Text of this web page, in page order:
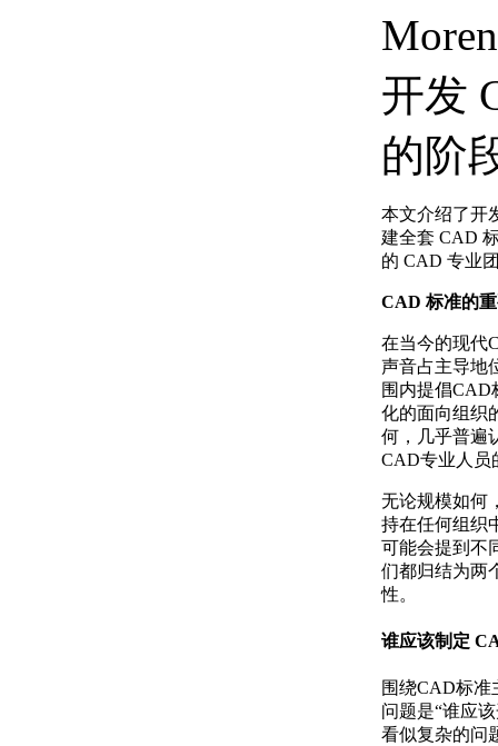
开发
的阶
本文介绍了开
建全套 CAD
的 CAD 专业
CAD 标准的
在当今的现代
声音占主导地
围内提倡CAD
化的面向组织
何，几乎普遍
CAD专业人员
无论规模如何
持在任何组织
可能会提到不
们都归结为两
性。
谁应该制定
围绕CAD标准
问题是“谁应
看似复杂的问